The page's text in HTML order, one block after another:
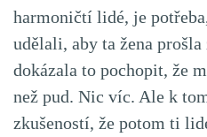
harmoničtí lidé, je
udělali, aby ta žena
dokázala to pochopit, že
než pud. Nic víc. Ale k
zkušeností, že potom ti